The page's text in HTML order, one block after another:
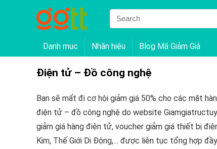
Danh mục Nhãn hiệu Blog Mã Giảm Giá
Điện tử – Đồ công nghệ
Bạn sẽ mất đi cơ hội giảm giá 50% cho các mặt
điện tử – đồ công nghệ do website
giảm giá hàng điện tử, voucher giảm giá thiết bị
Kim, Thế Giới Di Động,… được liên tục tổng hợp